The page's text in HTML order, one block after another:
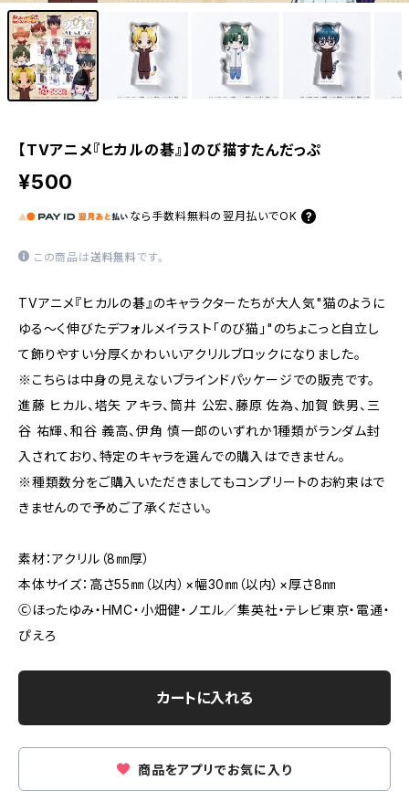
【TVアニメ『ヒカルの碁』】のび猫すたんだっぷ
¥500
なら 手数料無料の 翌月払いでOK
この商品は送料無料です。
TVアニメ『ヒカルの碁』のキャラクターたちが大人気"猫のように
ゆる〜く伸びたデフォルメイラスト「のび猫」"のちょこっと自立し
て飾りやすい分厚くかわいいアクリルブロックになりました。
※こちらは中身の見えないブラインドパッケージでの販売です。
進藤 ヒカル、塔矢 アキラ、筒井 公宏、藤原 佐為、加賀 鉄男、三
谷 祐輝、和谷 義高、伊角 慎一郎のいずれか1種類がランダム封
入されており、特定のキャラを選んでの購入はできません。
※種類数分をご購入いただきましてもコンプリートのお約束はで
きませんので予めご了承ください。
素材：アクリル（8㎜厚）
本体サイズ：高さ55㎜（以内）×幅30㎜（以内）×厚さ8㎜
Ⓒほったゆみ・HMC・小畑健・ノエル／集英社・テレビ東京・電通・
ぴえろ
カートに入れる
商品をアプリでお気に入り